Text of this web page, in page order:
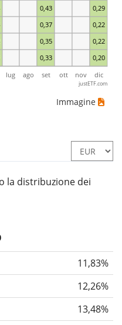
0,33 0,20
0,35 0,22
0,37 0,22
0,43 0,29
lug ago set ott nov dic
justETF.com
Immagine
la distribuzione dei
11,83%
12,26%
13,48%